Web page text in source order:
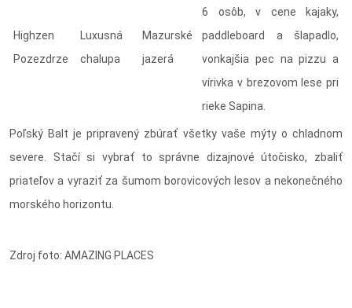
Highzen
Pozezdrze
Luxusná
chalupa
Mazurské
jazerá
6 osôb, v cene kajaky,
paddleboard a šlapadlo,
vonkajšia pec na pizzu a
vírivka v brezovom lese pri
rieke Sapina.
Poľský Balt je pripravený zbúrať všetky vaše mýty o chladnom
severe. Stačí si vybrať to správne dizajnové útočisko, zbaliť
priateľov a vyraziť za šumom borovicových lesov a nekonečného
morského horizontu.
Zdroj foto: AMAZING PLACES